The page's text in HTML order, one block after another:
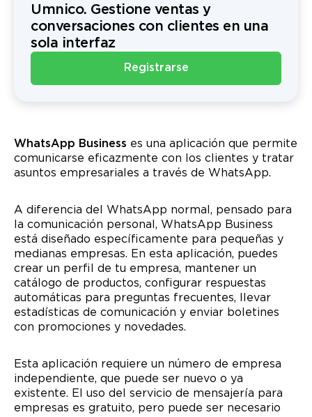
Umnico. Gestione ventas y
conversaciones con clientes en una
sola interfaz
Registrarse
WhatsApp Business es una aplicación que permite
comunicarse eficazmente con los clientes y tratar
asuntos empresariales a través de WhatsApp.
A diferencia del WhatsApp normal, pensado para
la comunicación personal, WhatsApp Business
está diseñado específicamente para pequeñas y
medianas empresas. En esta aplicación, puedes
crear un perfil de tu empresa, mantener un
catálogo de productos, configurar respuestas
automáticas para preguntas frecuentes, llevar
estadísticas de comunicación y enviar boletines
con promociones y novedades.
Esta aplicación requiere un número de empresa
independiente, que puede ser nuevo o ya
existente. El uso del servicio de mensajería para
empresas es gratuito, pero puede ser necesario